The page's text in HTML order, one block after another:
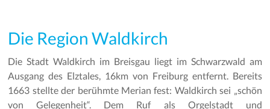
Die Region Waldkirch
Die Stadt Waldkirch im Breisgau liegt im Schwarzwald am
Ausgang des Elztales, 16km von Freiburg entfernt. Bereits
1663 stellte der berühmte Merian fest: Waldkirch sei „schön
von Gelegenheit“. Dem Ruf als Orgelstadt und